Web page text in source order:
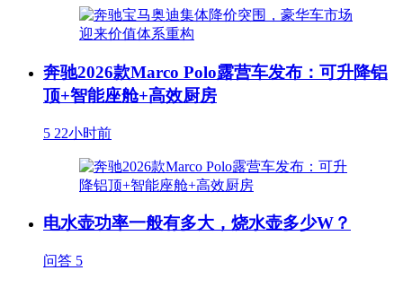
奔驰2026款Marco Polo露营车发布：可升降铝
顶+智能座舱+高效厨房
5 22小时前
电水壶功率一般有多大，烧水壶多少W？
问答 5